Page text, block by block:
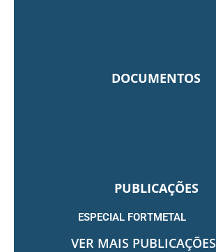
DOCUMENTOS
PUBLICAÇÕES
ESPECIAL FORTMETAL
VER MAIS PUBLICAÇÕES